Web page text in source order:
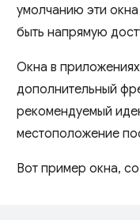
умолчанию эти
быть напрямую
Окна в
дополнительный
рекомендуемый
местоположение
Вот пример окна,